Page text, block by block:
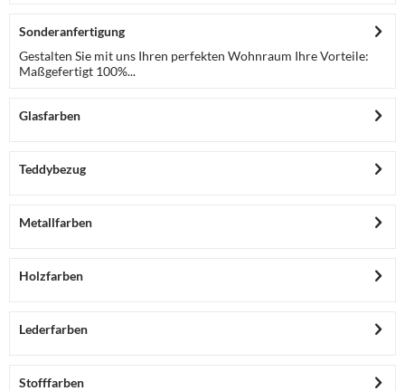
Sonderanfertigung
Gestalten Sie mit uns Ihren perfekten Wohnraum Ihre Vorteile:
Maßgefertigt 100%...
Glasfarben
Teddybezug
Metallfarben
Holzfarben
Lederfarben
Stofffarben